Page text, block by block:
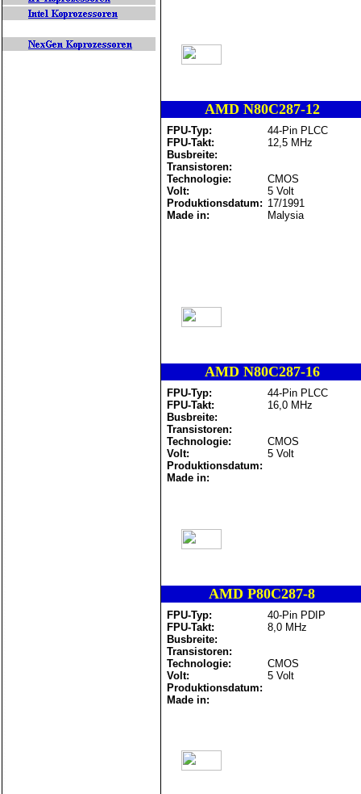
AMD N80C287-12
FPU-Typ:
FPU-Takt:
Busbreite:
Transistoren:
Technologie:
Volt:
Produktionsdatum:
Made in:
44-Pin PLCC
12,5 MHz
CMOS
5 Volt
17/1991
Malysia
AMD N80C287-16
FPU-Typ:
FPU-Takt:
Busbreite:
Transistoren:
Technologie:
Volt:
Produktionsdatum:
Made in:
44-Pin PLCC
16,0 MHz
CMOS
5 Volt
AMD P80C287-8
FPU-Typ:
FPU-Takt:
Busbreite:
Transistoren:
Technologie:
Volt:
Produktionsdatum:
Made in:
40-Pin PDIP
8,0 MHz
CMOS
5 Volt